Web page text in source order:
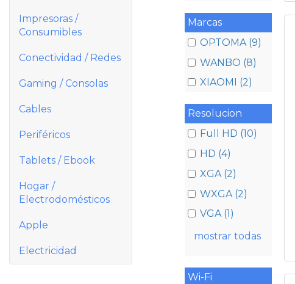
Impresoras /
Consumibles
Conectividad / Redes
Gaming / Consolas
Cables
Periféricos
Tablets / Ebook
Hogar /
Electrodomésticos
Apple
Electricidad
Marcas
OPTOMA (9)
WANBO (8)
XIAOMI (2)
Resolucion
Full HD (10)
HD (4)
XGA (2)
WXGA (2)
VGA (1)
mostrar todas
Wi-Fi